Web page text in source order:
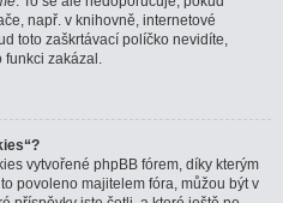
např. v knihovně, internetové
toto zaškrtávací políčko nevidíte,
funkci zakázal.
vytvořené phpBB fórem, díky kterým
povoleno majitelem fóra, můžou být v